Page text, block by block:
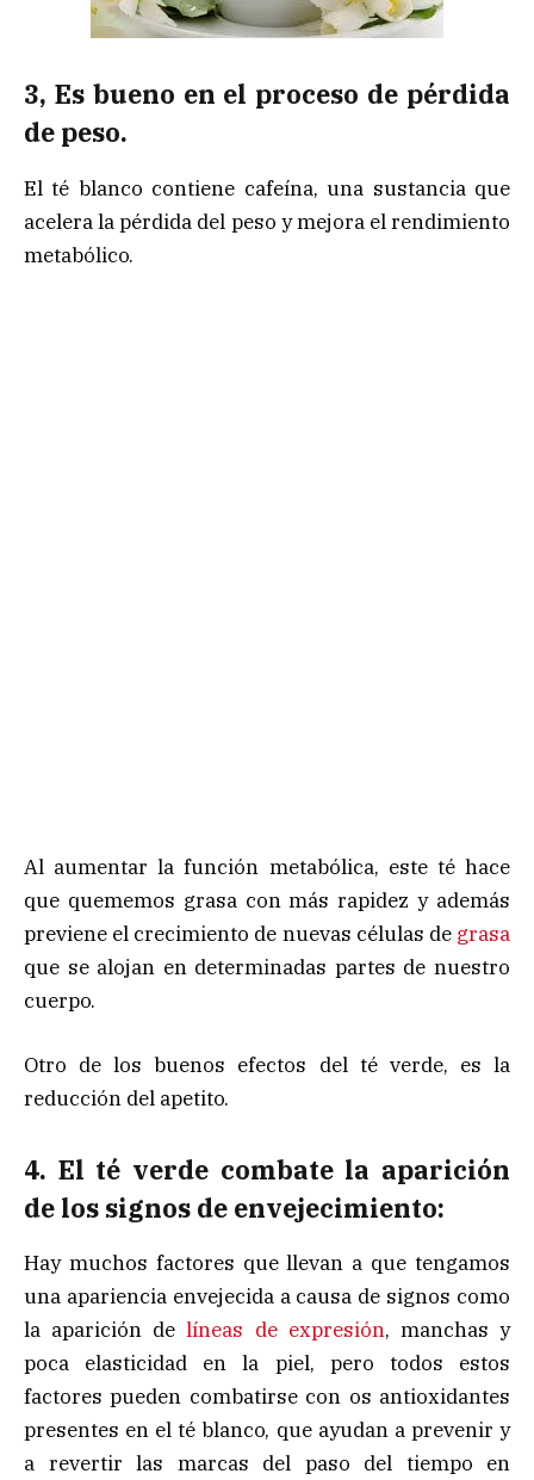
3, Es bueno en el proceso de pérdida
de peso.
El té blanco contiene cafeína, una sustancia que
acelera la pérdida del peso y mejora el rendimiento
metabólico.
Al aumentar la función metabólica, este té hace
que quememos grasa con más rapidez y además
previene el crecimiento de nuevas células degrasa
que se alojan en determinadas partes de nuestro
cuerpo.
Otro de los buenos efectos del té verde, es la
reducción del apetito.
4. El té verde combate la aparición
de los signos de envejecimiento:
Hay muchos factores que llevan a que tengamos
una apariencia envejecida a causa de signos como
la aparición delíneas de expresión, manchas y
poca elasticidad en la piel, pero todos estos
factores pueden combatirse con os antioxidantes
presentes en el té blanco, que ayudan a prevenir y
a revertir las marcas del paso del tiempo en